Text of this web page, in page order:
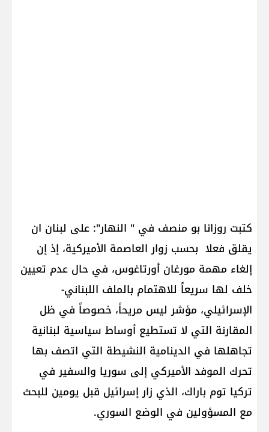
كتبت روزانا بو منصف في " النهار": على لبنان ان
يقلق فعلا بحسب زوار العاصمة الأميركية، إذ إن
إلغاء مهمة مورغان أورتاغوس، في حال عدم تعيين
خلف لها سريعاً للاهتمام بالملف اللبناني-
الإسرائيلي، مؤشر ليس مريحاً، خصوصاً في ظل
المقارنة التي لا تستطيع أوساط سياسية لبنانية
تجاهلها في الدينامية النشيطة التي اتصف بها
تحرك الموفد الأميركي إلى سوريا والسفير في
تركيا توم باراك، الذي زار إسرائيل قبل يومين للبحث
مع المسؤولين في الوضع السوري.